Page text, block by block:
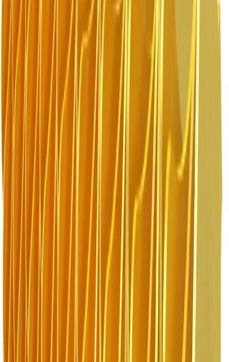
スクリーン
MB-S10
MB-S14
MB-S18
MB-S23
ロータリースクリーン
MB-HDS207
MB-HDS212
MB-HDS220
MB-HDS307
MB-HDS312
MB-HDS314
MB-HDS320
MB-HDS323
MB-HDS407
MB-HDS412
MB-HDS523
MB-HDS533
デモリッションクラッシャー
MB-P160
MB-P380
MB-PT650
MB-PT1150
MB-PT1650
グラップル
MB-G350